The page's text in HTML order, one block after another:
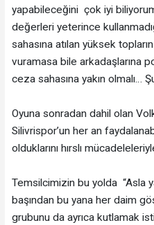
yapabileceğini çok iyi
değerleri yeterince
sahasına atılan yüksek
vuramasa bile arkadaşlarına
ceza sahasına yakın olmalı…
Oyuna sonradan dahil olan
Silivrispor’un her an
olduklarını hırslı
Temsilcimizin bu yolda “Asla
başından bu yana her daim
grubunu da ayrıca kutlamak